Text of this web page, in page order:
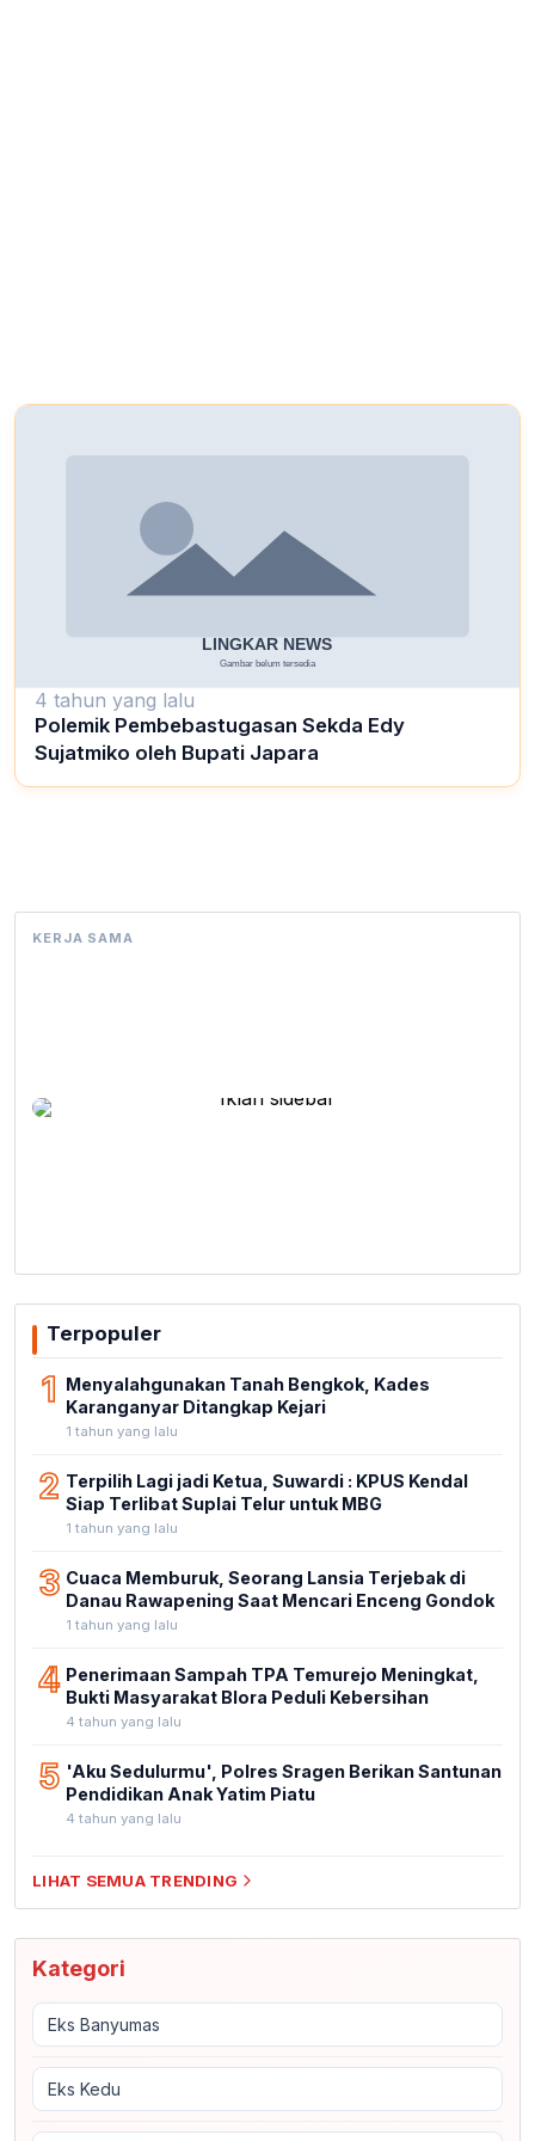
4 tahun yang lalu
Polemik Pembebastugasan Sekda Edy
Sujatmiko oleh Bupati Japara
KERJA SAMA
Terpopuler
1 Menyalahgunakan Tanah Bengkok, Kades
Karanganyar Ditangkap Kejari
1 tahun yang lalu
2 Terpilih Lagi jadi Ketua, Suwardi : KPUS Kendal
Siap Terlibat Suplai Telur untuk MBG
1 tahun yang lalu
3 Cuaca Memburuk, Seorang Lansia Terjebak di
Danau Rawapening Saat Mencari Enceng Gondok
1 tahun yang lalu
4 Penerimaan Sampah TPA Temurejo Meningkat,
Bukti Masyarakat Blora Peduli Kebersihan
4 tahun yang lalu
5 'Aku Sedulurmu', Polres Sragen Berikan Santunan
Pendidikan Anak Yatim Piatu
4 tahun yang lalu
LIHAT SEMUA TRENDING
Kategori
Eks Banyumas
Eks Kedu